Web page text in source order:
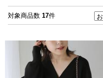
対象商品数 17件